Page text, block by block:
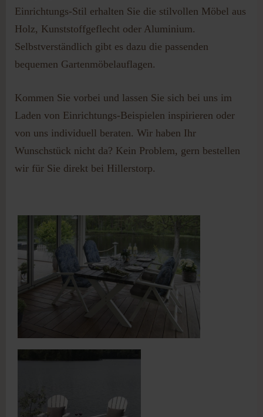
Einrichtungs-Stil erhalten Sie die stilvollen Möbel aus
Holz, Kunststoffgeflecht oder Aluminium.
Selbstverständlich gibt es dazu die passenden
bequemen Gartenmöbelauflagen.
Kommen Sie vorbei und lassen Sie sich bei uns im
Laden von Einrichtungs-Beispielen inspirieren oder
von uns individuell beraten. Wir haben Ihr
Wunschstück nicht da? Kein Problem, gern bestellen
wir für Sie direkt bei Hillerstorp.